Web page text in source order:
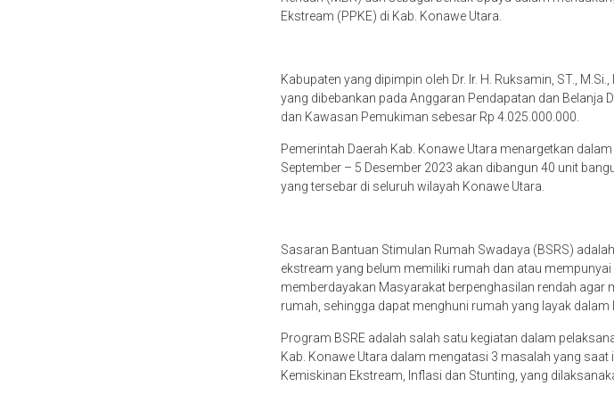
Ekstream (PPKE) di Kab. Konawe Utara.
Kabupaten yang dipimpin oleh Dr. Ir. H. Ruksamin, ST.,
yang dibebankan pada Anggaran Pendapatan dan Belanja
dan Kawasan Pemukiman sebesar Rp 4.025.000.000.
Pemerintah Daerah Kab. Konawe Utara menargetkan
September – 5 Desember 2023 akan dibangun 40 unit
yang tersebar di seluruh wilayah Konawe Utara.
Sasaran Bantuan Stimulan Rumah Swadaya (BSRS)
ekstream yang belum memiliki rumah dan atau
memberdayakan Masyarakat berpenghasilan rendah
rumah, sehingga dapat menghuni rumah yang layak dalam
Program BSRE adalah salah satu kegiatan dalam
Kab. Konawe Utara dalam mengatasi 3 masalah yang
Kemiskinan Ekstream, Inflasi dan Stunting, yang